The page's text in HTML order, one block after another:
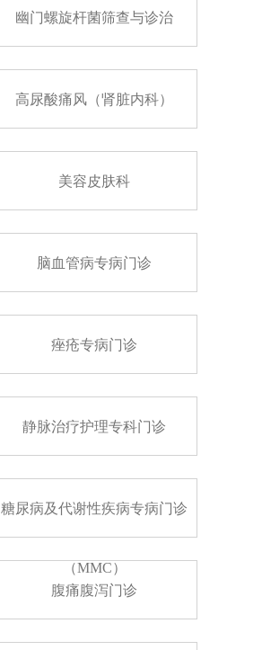
幽门螺旋杆菌筛查与诊治
高尿酸痛风（肾脏内科）
美容皮肤科
脑血管病专病门诊
痤疮专病门诊
静脉治疗护理专科门诊
糖尿病及代谢性疾病专病门诊
（MMC）
腹痛腹泻门诊